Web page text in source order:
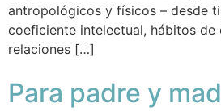
antropológicos y físicos – desde
coeficiente intelectual, hábitos de
relaciones […]
Para padre y